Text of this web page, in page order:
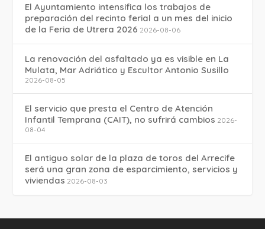
El Ayuntamiento intensifica los trabajos de
preparación del recinto ferial a un mes del inicio
de la Feria de Utrera 2026 2026-08-06
La renovación del asfaltado ya es visible en La
Mulata, Mar Adriático y Escultor Antonio Susillo
2026-08-05
El servicio que presta el Centro de Atención
Infantil Temprana (CAIT), no sufrirá cambios 2026-
08-04
El antiguo solar de la plaza de toros del Arrecife
será una gran zona de esparcimiento, servicios y
viviendas 2026-08-03